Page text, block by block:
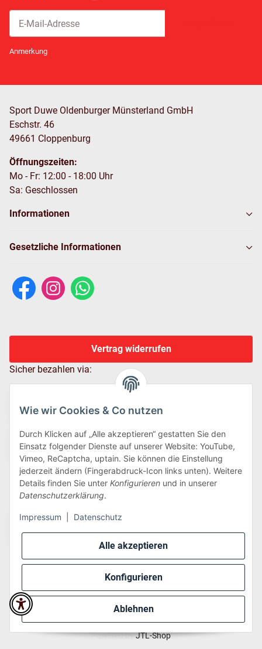
Alle akzeptieren
Konfigurieren
Ablehnen
Wie wir Cookies & Co nutzen
Durch Klicken auf „Alle akzeptieren“ gestatten Sie den
Einsatz folgender Dienste auf unserer Website: YouTube,
Vimeo, ReCaptcha, uptain. Sie können die Einstellung
jederzeit ändern (Fingerabdruck-Icon links unten). Weitere
Details finden Sie unter Konfigurieren und in unserer
Datenschutzerklärung.
Impressum Datenschutz
Anmerkung
Sport Duwe Oldenburger Münsterland GmbH
Eschstr. 46
49661 Cloppenburg
Öffnungszeiten:
Mo - Fr: 12:00 - 18:00 Uhr
Sa: Geschlossen
Informationen
Gesetzliche Informationen
Vertrag widerrufen
Sicher bezahlen via:
Wir versenden via:
* Alle Preise inkl. gesetzlicher USt., zzgl.Versand
Perfected byDreizack Medien
Powered byJTL-Shop